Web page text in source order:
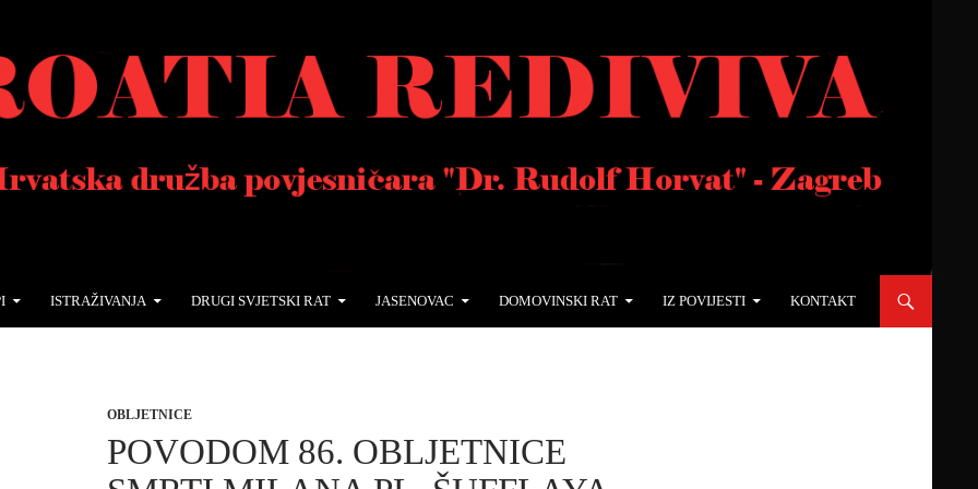
ISTRAŽIVANJA DRUGI SVJETSKI RAT JASENOVAC DOMOVINSKI RAT IZ POVIJESTI KONTAKT
OBLJETNICE
POVODOM 86. OBLJETNICE